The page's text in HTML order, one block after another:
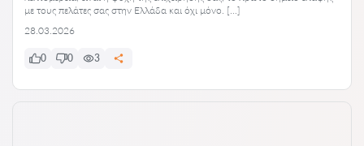
με τους πελάτες σας στην Ελλάδα και όχι μόνο. […]
28.03.2026
0 0 3